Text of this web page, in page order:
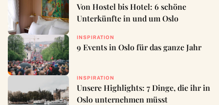
Von Hostel bis Hotel: 6 schöne
Unterkünfte in und um Oslo
INSPIRATION
9 Events in Oslo für das ganze Jahr
INSPIRATION
Unsere Highlights: 7 Dinge, die ihr in
Oslo unternehmen müsst